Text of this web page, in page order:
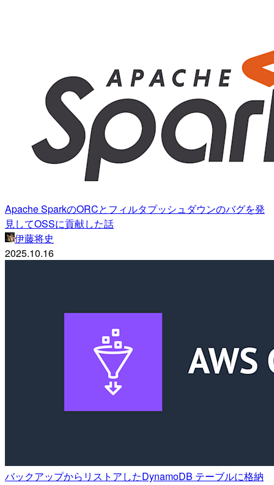
Apache SparkのORCとフィルタプッシュダウンのバグを発
見してOSSに貢献した話
伊藤将史
2025.10.16
バックアップからリストアしたDynamoDB テーブルに格納